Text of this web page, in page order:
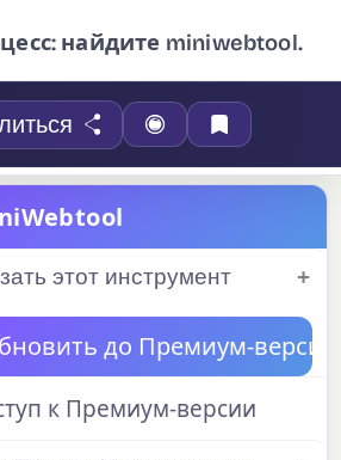
найдите miniwebtool.
этот инструмент
до Премиум-версии
к Премиум-версии